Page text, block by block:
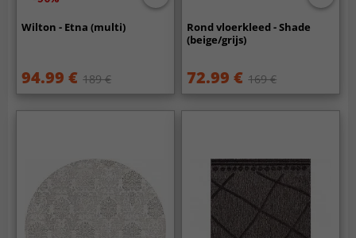
Wilton - Etna (multi)
94.99 € 189 €
Rond vloerkleed - Shade
(beige/grijs)
72.99 € 169 €